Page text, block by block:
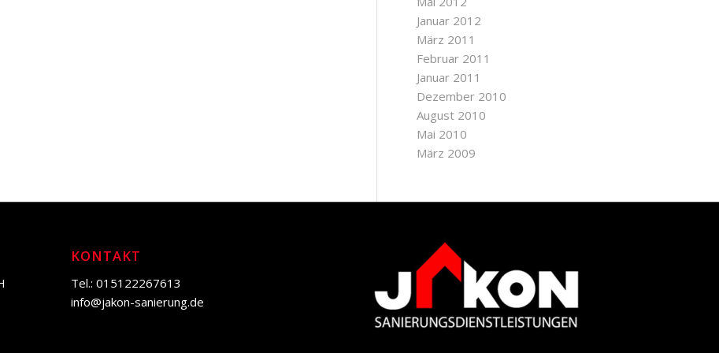
Januar 2012
März 2011
Februar 2011
Januar 2011
Dezember 2010
August 2010
Mai 2010
März 2009
KONTAKT
Tel.: 015122267613
info@jakon-sanierung.de